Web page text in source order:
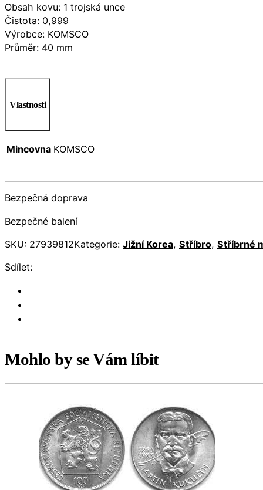
Obsah kovu: 1 trojská unce
Čistota: 0,999
Výrobce: KOMSCO
Průměr: 40 mm
Vlastnosti
Mincovna KOMSCO
Bezpečná doprava
Bezpečné balení
SKU: 27939812Kategorie: Jižní Korea, Stříbro, Stříbrné
Sdílet:
Mohlo by se Vám líbit